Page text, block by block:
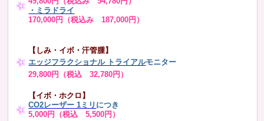
・ミラドライ
170,000円（税込み 187,000円）
【しみ・イボ・汗管腫】
エッジフラクショナル トライアルモニター
29,800円（税込 32,780円）
【イボ・ホクロ】
CO2レーザー 1ミリ につき
5,000円（税込 5,500円）